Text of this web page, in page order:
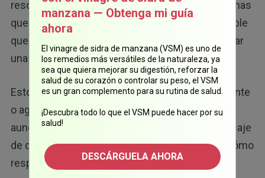
resolver. “A veces, si se enfrenta a otros problemas
que no puede abordar en ese momento, es posible
que descubra que la limpieza le ayuda a recuperar
una sensación de control”, dijo. 8
Esto es muy importante si se ha sentido impotente
o agotado de manera emocional. Al organizar
aunque sea un rincón de su hogar, envía el mensaje
de que aún tiene el control de su espacio y de cómo
responde ante lo que lo rodea.
manzana — Obtenga mi guía
ahora
El vinagre de sidra de manzana (VSM) es uno de
los remedios más versátiles de la naturaleza, ya
sea que quiera mejorar su digestión, reforzar la
salud de su corazón o controlar su peso, el VSM
es un gran complemento para su rutina de salud.
¡Descubra todo lo que el VSM puede hacer por su
salud!
DESCÁRGUELA AHORA